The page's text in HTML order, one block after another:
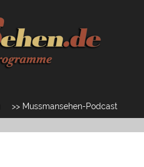
>> Mussmansehen-Podcast